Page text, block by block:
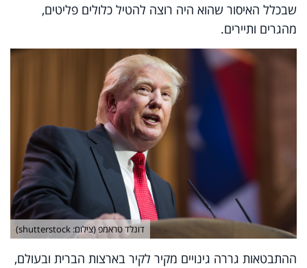
שבכלל האיסור שהוא היה רוצה להטיל כלולים פליטים,
מהגרים ותיירים.
דונלד טראמפ (צילום: shutterstock)
ההתבטאות גררה גינויים מקיר לקיר בארצות הברית ובעולם,